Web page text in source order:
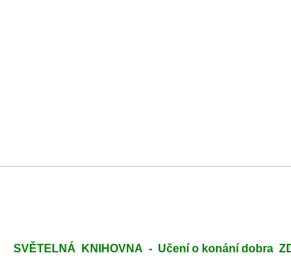
SVĚTELNÁ KNIHOVNA - Učení o konání dobra